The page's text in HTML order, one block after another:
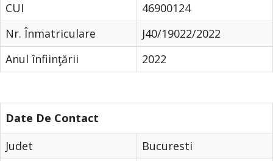
CUI
46900124
Nr. Înmatriculare
J40/19022/2022
Anul înfiinţării
2022
Date De Contact
Judet
Bucuresti